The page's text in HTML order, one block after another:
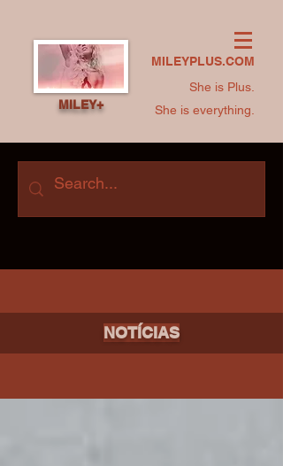
MILEYPLUS.COM
She is Plus.
She is everything.
MILEY+
NOTÍCIAS